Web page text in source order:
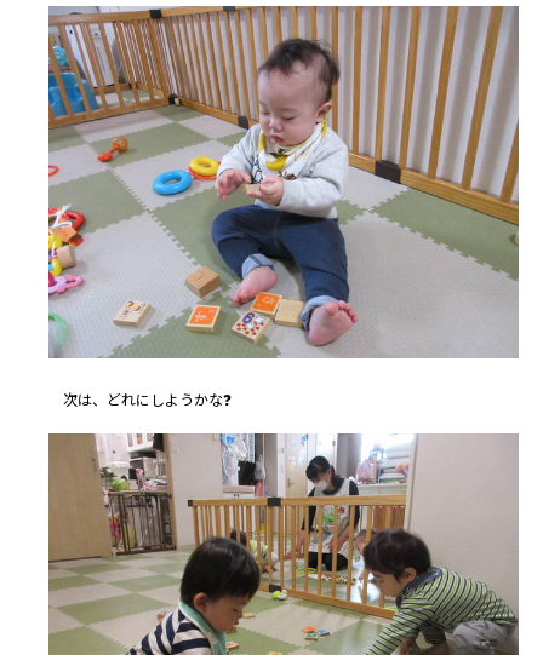
次は、どれにしようかな❓️